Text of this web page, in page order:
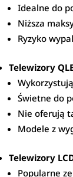
Idealne do
Niższa
Ryzyko
Telewizory
Świetne do
Nie oferują
Modele z
Telewizory
Popularne